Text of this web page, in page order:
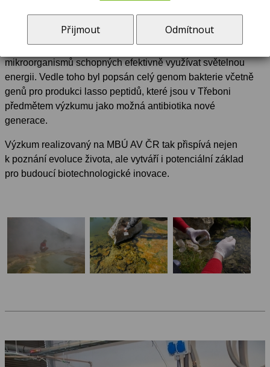
budoucna i širší význam. Detailní pochopení různých typů
světlosběrných systémů může inspirovat přístupy
v syntetické biologii – například při návrhu modifikovaných
mikroorganismů schopných efektivně využívat světelnou
energii. Vedle toho byl popsán celý genom bakterie včetně
genů pro produkci lasso peptidů, které jsou v Třeboni
předmětem výzkumu jako možná antibiotika nové
generace.
Výzkum realizovaný na MBÚ AV ČR tak přispívá nejen
k poznání evoluce života, ale vytváří i potenciální základ
pro budoucí biotechnologické inovace.
Přijmout Odmítnout